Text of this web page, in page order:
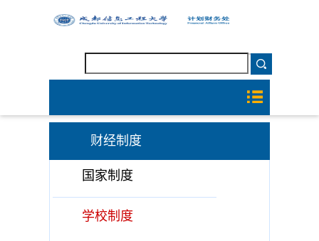
财经制度
国家制度
学校制度